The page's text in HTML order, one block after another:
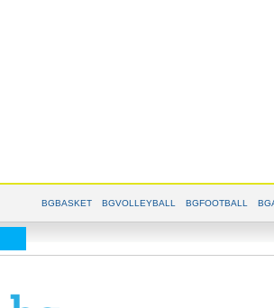
BGBASKET BGVOLLEYBALL BGFOOTBALL